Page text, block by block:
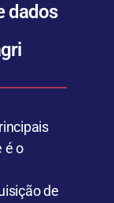
dados
é o
de